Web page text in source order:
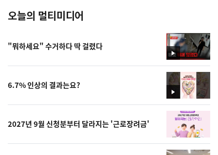
오늘의 멀티미디어
영
상
"뭐하세요" 수거하다 딱 걸렸다
영
상
6.7% 인상의 결과는요?
2027년 9월 신청분부터 달라지는 '근로장려금'